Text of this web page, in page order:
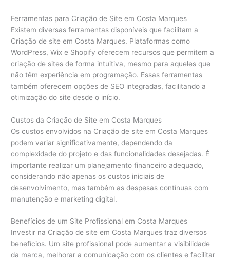
Ferramentas para Criação de Site em Costa Marques
Existem diversas ferramentas disponíveis que facilitam a
Criação de site em Costa Marques. Plataformas como
WordPress, Wix e Shopify oferecem recursos que permitem a
criação de sites de forma intuitiva, mesmo para aqueles que
não têm experiência em programação. Essas ferramentas
também oferecem opções de SEO integradas, facilitando a
otimização do site desde o início.
Custos da Criação de Site em Costa Marques
Os custos envolvidos na Criação de site em Costa Marques
podem variar significativamente, dependendo da
complexidade do projeto e das funcionalidades desejadas. É
importante realizar um planejamento financeiro adequado,
considerando não apenas os custos iniciais de
desenvolvimento, mas também as despesas contínuas com
manutenção e marketing digital.
Benefícios de um Site Profissional em Costa Marques
Investir na Criação de site em Costa Marques traz diversos
benefícios. Um site profissional pode aumentar a visibilidade
da marca, melhorar a comunicação com os clientes e facilitar